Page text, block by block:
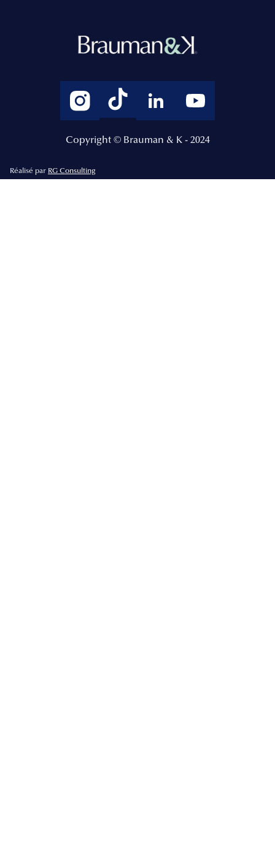
Copyright © Brauman & K - 2024
Réalisé par RG Consulting